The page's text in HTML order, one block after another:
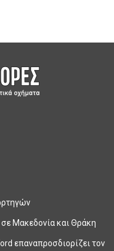
Μακεδονία και Θράκη
επαναπροσδιορίζει τον